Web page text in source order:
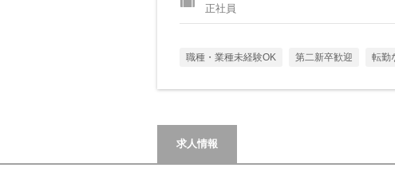
正社員
職種・業種未経験OK 第二新卒歓迎 転勤
求人情報